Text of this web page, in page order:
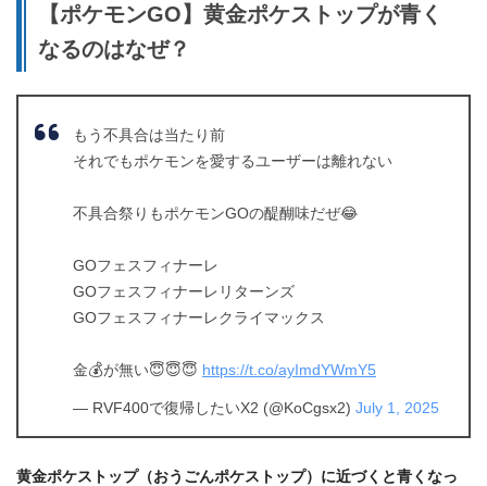
【ポケモンGO】黄金ポケストップが青く
なるのはなぜ？
もう不具合は当たり前
それでもポケモンを愛するユーザーは離れない
不具合祭りもポケモンGOの醍醐味だぜ😂
GOフェスフィナーレ
GOフェスフィナーレリターンズ
GOフェスフィナーレクライマックス
金💰が無い😇😇😇 https://t.co/ayImdYWmY5
— RVF400で復帰したいX2 (@KoCgsx2) July 1, 2025
黄金ポケストップ（おうごんポケストップ）に近づくと青くなっ